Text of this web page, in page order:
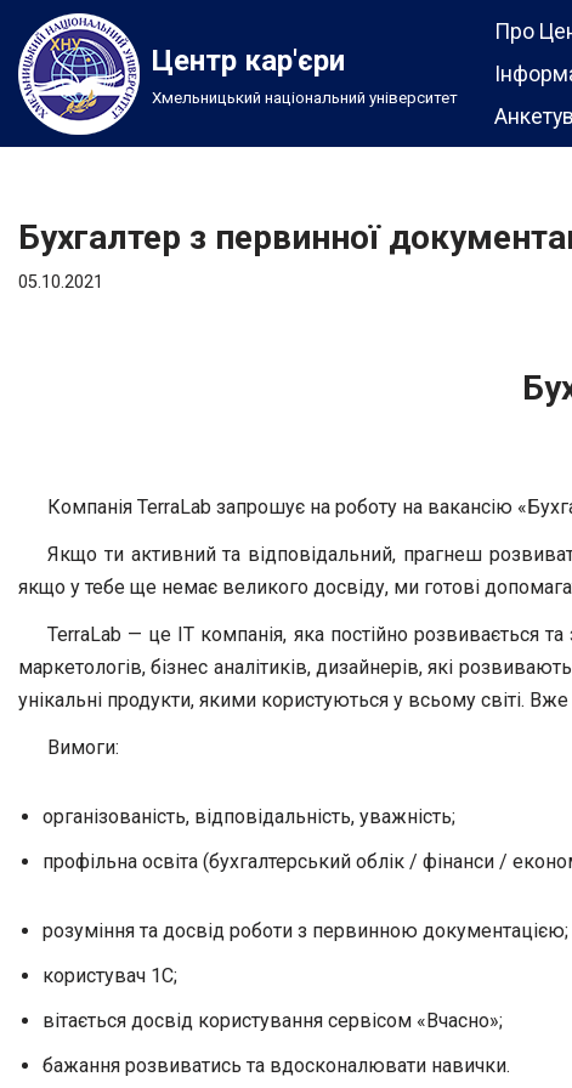
Перейти
до
вмісту
Центр кар'єри
Хмельницький національний університет
Про
Бухгалтер з первинної
05.10.2021
Компанія TerraLab запрошує на роботу на вакансію
Якщо ти активний та відповідальний, прагнеш
якщо у тебе ще немає великого досвіду, ми готові
TerraLab — це IT компанія, яка постійно розвивається
маркетологів, бізнес аналітиків, дизайнерів, які
унікальні продукти, якими користуються у всьому світі.
Вимоги:
організованість, відповідальність, уважність;
профільна освіта (бухгалтерський облік / фінанси /
розуміння та досвід роботи з первинною документацією;
користувач 1С;
вітається досвід користування сервісом «Вчасно»;
бажання розвиватись та вдосконалювати навички.